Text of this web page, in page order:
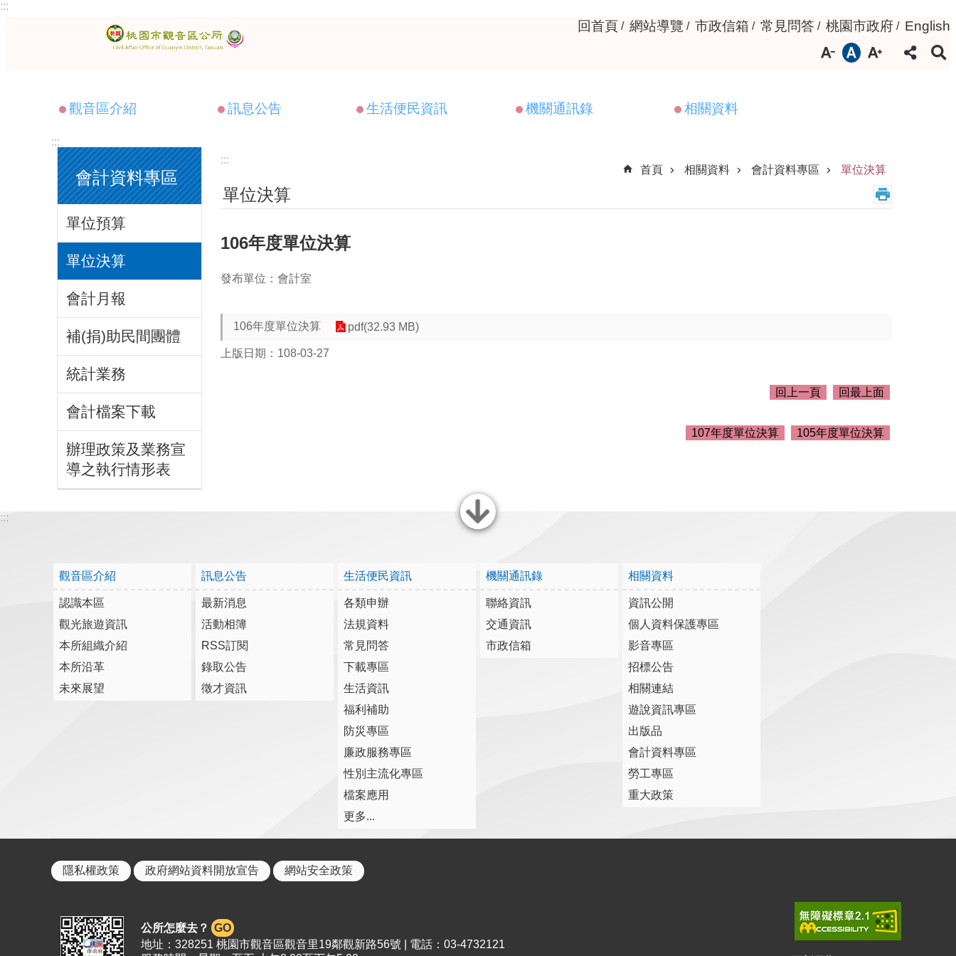
跳到主要內容區塊
:::
回首頁 網站導覽 市政信箱 常見問答 桃園市政府 English
觀音區介紹 訊息公告 生活便民資訊 機關通訊錄 相關資料
:::
會計資料專區
單位預算
單位決算
會計月報
補(捐)助民間團體
統計業務
會計檔案下載
辦理政策及業務宣
導之執行情形表
:::
首頁
相關資料 會計資料專區 單位決算
單位決算
106年度單位決算
發布單位：會計室
106年度單位決算 pdf(32.93 MB)
上版日期：108-03-27
回上一頁 回最上面
107年度單位決算 105年度單位決算
關閉
:::
觀音區介紹
認識本區
觀光旅遊資訊
本所組織介紹
本所沿革
未來展望
訊息公告
最新消息
活動相簿
RSS訂閱
錄取公告
徵才資訊
生活便民資訊
各類申辦
法規資料
常見問答
下載專區
生活資訊
福利補助
防災專區
廉政服務專區
性別主流化專區
檔案應用
更多...
機關通訊錄
聯絡資訊
交通資訊
市政信箱
相關資料
資訊公開
個人資料保護專區
影音專區
招標公告
相關連結
遊說資訊專區
出版品
會計資料專區
勞工專區
重大政策
隱私權政策 政府網站資料開放宣告 網站安全政策
公所怎麼去？ GO
地址：328251 桃園市觀音區觀音里19鄰觀新路56號 | 電話：03-4732121